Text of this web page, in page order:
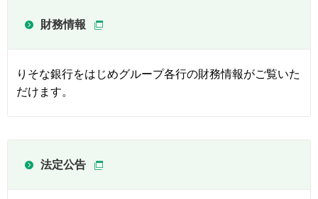
財務情報
りそな銀行をはじめグループ各行の財務情報がご覧いた
だけます。
法定公告